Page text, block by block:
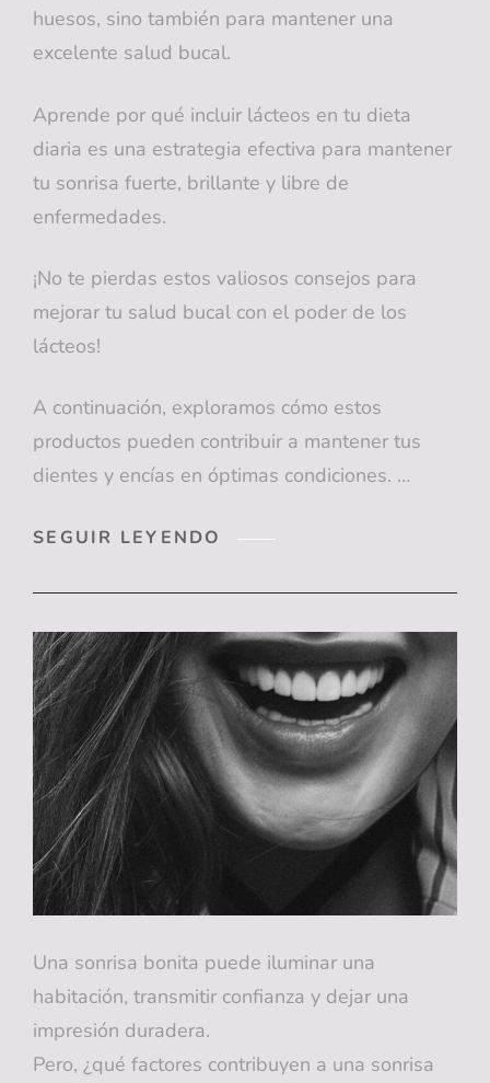
huesos, sino también para mantener una
excelente salud bucal.
Aprende por qué incluir lácteos en tu dieta
diaria es una estrategia efectiva para mantener
tu sonrisa fuerte, brillante y libre de
enfermedades.
¡No te pierdas estos valiosos consejos para
mejorar tu salud bucal con el poder de los
lácteos!
A continuación, exploramos cómo estos
productos pueden contribuir a mantener tus
dientes y encías en óptimas condiciones. …
SEGUIR LEYENDO
MÁS
LOS
LÁCTEOS
CONTRIBUYEN
A
UNA
BOCA
SALUDABLE
Una sonrisa bonita puede iluminar una
habitación, transmitir confianza y dejar una
impresión duradera.
Pero, ¿qué factores contribuyen a una sonrisa